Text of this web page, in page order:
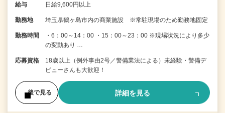
給与 日給9,600円以上
勤務地 埼玉県鶴ヶ島市内の商業施設 ※常駐現場のため勤務地固定
勤務時間
・6：00～14：00 ・15：00～23：00 ※現場状況により多少
の変動あり …
応募資格
18歳以上（例外事由2号／警備業法による）未経験・警備デ
ビューさんも大歓迎！
後で見る 詳細を見る